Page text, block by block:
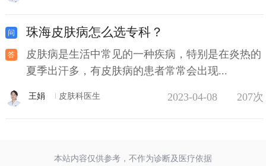
珠海皮肤病怎么选专科？
皮肤病是生活中常见的一种疾病，特别是在炎热的
夏季出汗多，有皮肤病的患者常常会出现...
王娟 皮肤科医生 2023-04-08 207次
本站内容仅供参考，不作为诊断及医疗依据